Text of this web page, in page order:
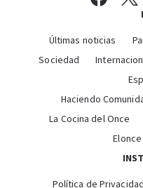
Últimas noticias
Sociedad
Haciendo
La Cocina del Once
Política de Privacidad